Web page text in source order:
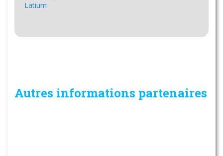
Latium
Autres informations partenaires